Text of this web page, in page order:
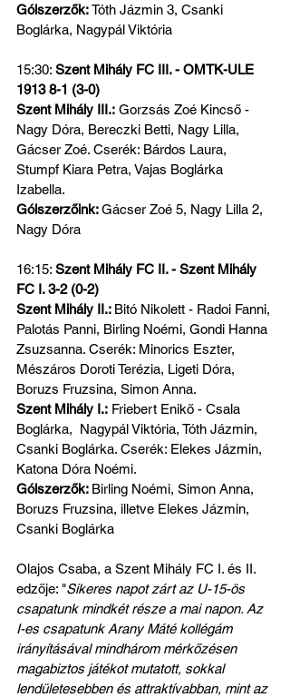
Gólszerzők: Tóth Jázmin 3, Csanki
Boglárka, Nagypál Viktória
15:30: Szent Mihály FC III. - OMTK-ULE
1913 8-1 (3-0)
Szent Mihály III.: Gorzsás Zoé Kincső -
Nagy Dóra, Bereczki Betti, Nagy Lilla,
Gácser Zoé. Cserék: Bárdos Laura,
Stumpf Kiara Petra, Vajas Boglárka
Izabella.
Gólszerzőink: Gácser Zoé 5, Nagy Lilla 2,
Nagy Dóra
16:15: Szent Mihály FC II. - Szent Mihály
FC I. 3-2 (0-2)
Szent Mihály II.: Bitó Nikolett - Radoi Fanni,
Palotás Panni, Birling Noémi, Gondi Hanna
Zsuzsanna. Cserék: Minorics Eszter,
Mészáros Doroti Terézia, Ligeti Dóra,
Boruzs Fruzsina, Simon Anna.
Szent Mihály I.: Friebert Enikő - Csala
Boglárka,  Nagypál Viktória, Tóth Jázmin,
Csanki Boglárka. Cserék: Elekes Jázmin,
Katona Dóra Noémi.
Gólszerzők: Birling Noémi, Simon Anna,
Boruzs Fruzsina, illetve Elekes Jázmin,
Csanki Boglárka
Olajos Csaba, a Szent Mihály FC I. és II.
edzője: "Sikeres napot zárt az U-15-ös
csapatunk mindkét része a mai napon. Az
I-es csapatunk Arany Máté kollégám
irányításával mindhárom mérkőzésen
magabiztos játékot mutatott, sokkal
lendületesebben és attraktívabban, mint az